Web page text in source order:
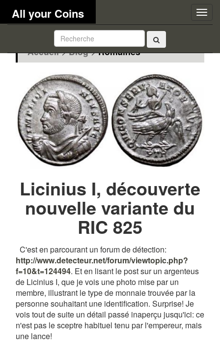
All your Coins
Accueil >Blog >Romaines
Licinius I, découverte
nouvelle variante du
RIC 825
C'est en parcourant un forum de détection:
http://www.detecteur.net/forum/viewtopic.php?
f=10&t=124494. Et en lisant le post sur un argenteus
de Licinius I, que je vois une photo mise par un
membre, illustrant le type de monnaie trouvée par la
personne souhaitant une identification. Surprise! Je
vois tout de suite un détail passé inaperçu jusqu'ici: ce
n'est pas le sceptre habituel tenu par l'empereur, mais
une lance!